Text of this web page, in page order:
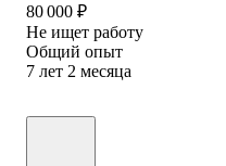
80 000 ₽
Не ищет работу
Общий опыт
7 лет 2 месяца